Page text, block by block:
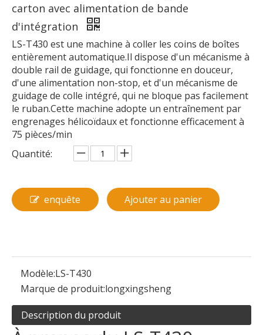
carton avec alimentation de bande
d'intégration
LS-T430 est une machine à coller les coins de boîtes
entièrement automatique.Il dispose d'un mécanisme à
double rail de guidage, qui fonctionne en douceur,
d'une alimentation non-stop, et d'un mécanisme de
guidage de colle intégré, qui ne bloque pas facilement
le ruban.Cette machine adopte un entraînement par
engrenages hélicoïdaux et fonctionne efficacement à
75 pièces/min
Quantité:
enquête Ajouter au panier
Modèle:LS-T430
Marque de produit:longxingsheng
Description du produit